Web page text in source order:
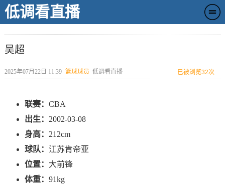
低调看直播
吴超
2025年07月22日 11:39 篮球球员 低调看直播 已被浏览32次
联赛： CBA
出生： 2002-03-08
身高： 212cm
球队： 江苏肯帝亚
位置： 大前锋
体重： 91kg